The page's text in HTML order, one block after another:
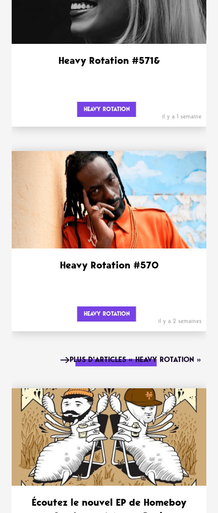
Heavy Rotation #571&
HEAVY ROTATION
il y a 1 semaine
Heavy Rotation #570
HEAVY ROTATION
il y a 2 semaines
PLUS D'ARTICLES « HEAVY ROTATION »
Écoutez le nouvel EP de Homeboy